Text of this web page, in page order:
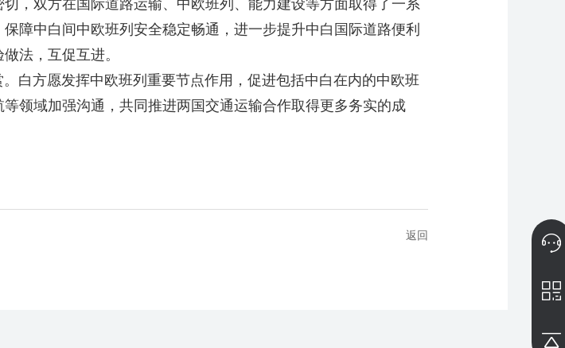
，双方在国际道路运输、中欧班列、能力建设等方面取得了一系
障中白间中欧班列安全稳定畅通，进一步提升中白国际道路便利
法，互促互进。
方愿发挥中欧班列重要节点作用，促进包括中白在内的中欧班
领域加强沟通，共同推进两国交通运输合作取得更多务实的成
返回